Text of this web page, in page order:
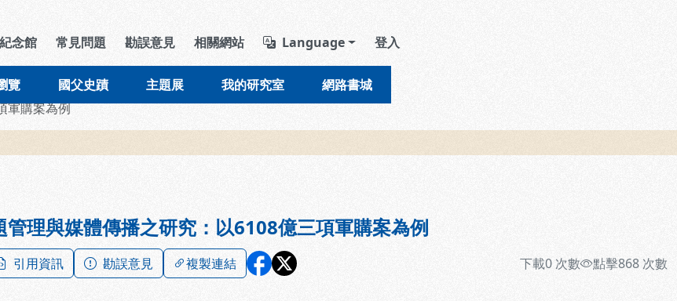
導覽列區塊
念館 常見問題 勘誤意見 相關網站 Language 登入
覽 國父史蹟 主題展 我的研究室 網路書城
軍購案為例
管理與媒體傳播之研究：以6108億三項軍購案為例
引用資訊 勘誤意見 複製連結 下載0 次數 點擊868 次數